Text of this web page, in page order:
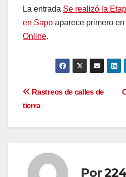
La entrada Se realizó la
en Sapo aparece primero en
Online.
Navegación
Rastreos de calles de
tierra
Por